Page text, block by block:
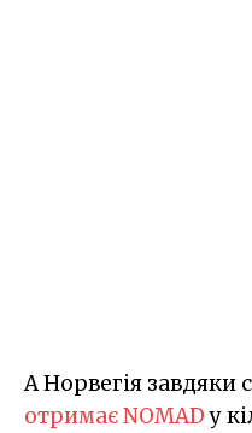
А Норвегія завдяки
отримає NOMADу